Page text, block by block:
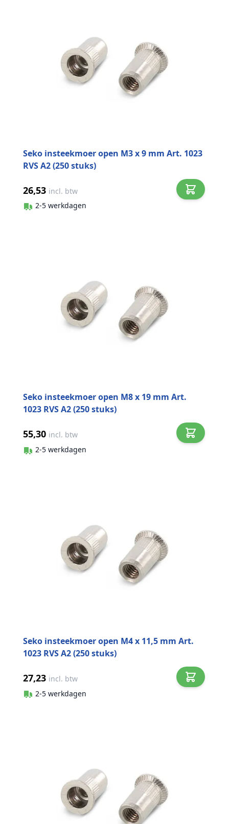
Seko insteekmoer open M3 x 9 mm Art. 1023
RVS A2 (250 stuks)
26,53 incl. btw
2-5 werkdagen
Seko insteekmoer open M8 x 19 mm Art.
1023 RVS A2 (250 stuks)
55,30 incl. btw
2-5 werkdagen
Seko insteekmoer open M4 x 11,5 mm Art.
1023 RVS A2 (250 stuks)
27,23 incl. btw
2-5 werkdagen